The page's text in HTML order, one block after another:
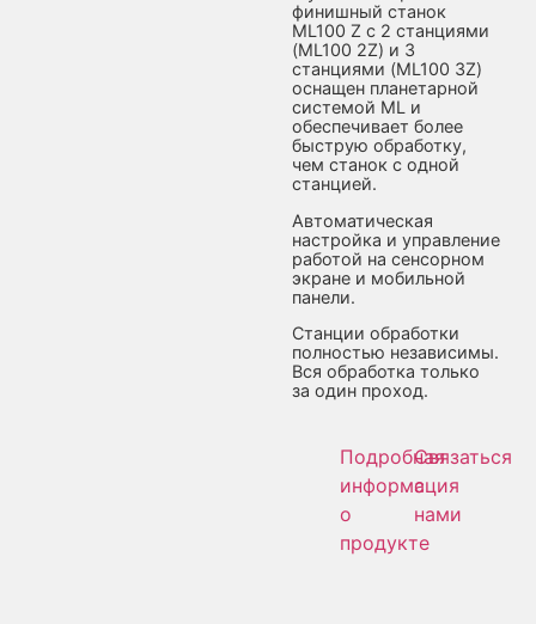
финишный станок
ML100 Z с 2 станциями
(ML100 2Z) и 3
станциями (ML100 3Z)
оснащен планетарной
системой ML и
обеспечивает более
быструю обработку,
чем станок с одной
станцией.
Автоматическая
настройка и управление
работой на сенсорном
экране и мобильной
панели.
Станции обработки
полностью независимы.
Вся обработка только
за один проход.
Подробная
информация
о
продукте
Связаться
с
нами